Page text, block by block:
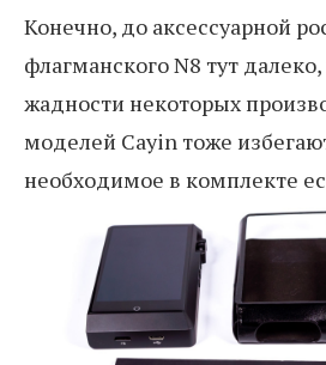
Конечно, до аксессуарной
флагманского N8 тут
жадности некоторых
моделей Cayin тоже
необходимое в комплекте